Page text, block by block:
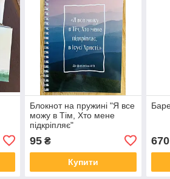
Блокнот на пружині "Я все
можу в Тім, Хто мене
підкріпляє"
95₴
Купити
670